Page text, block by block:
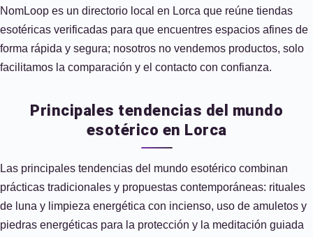
NomLoop es un directorio local en Lorca que reúne tiendas
esotéricas verificadas para que encuentres espacios afines de
forma rápida y segura; nosotros no vendemos productos, solo
facilitamos la comparación y el contacto con confianza.
Principales tendencias del mundo
esotérico en Lorca
Las principales tendencias del mundo esotérico combinan
prácticas tradicionales y propuestas contemporáneas: rituales
de luna y limpieza energética con incienso, uso de amuletos y
piedras energéticas para la protección y la meditación guiada